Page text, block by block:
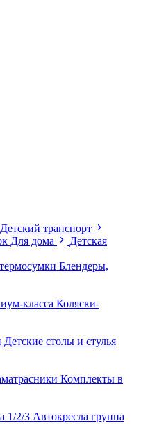
Детский транспорт
Для дома Детская
Блендеры,
класса Коляски-
Детские столы и стулья
Комплекты в
1/2/3 Автокресла группа